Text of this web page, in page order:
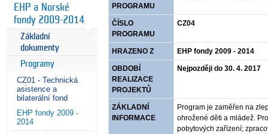
EHP a Norské
fondy 2009-2014
Základní
dokumenty
Programy
CZ01 - Technická
asistence a
bilaterální fond
EHP fondy 2009 -
2014
PROGRAMU
ČÍSLO
PROGRAMU
CZ04
HRAZENO Z EHP fondy 2009 - 2014
OBDOBÍ
REALIZACE
PROJEKTŮ
Nejpozději do 30. 4. 2017
ZÁKLADNÍ
INFORMACE
Program je zaměřen na
ohrožené děti a mládež.
pobytových zařízení;